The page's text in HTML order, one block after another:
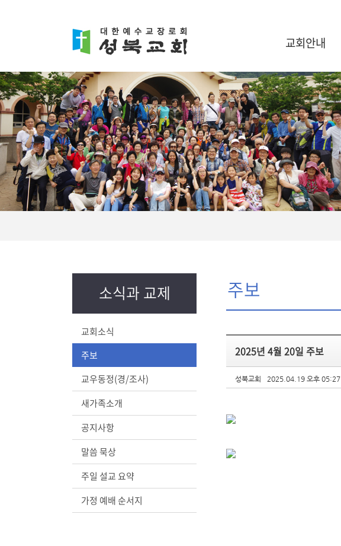
교회안내
소식과 교제
교회소식
주보
교우동정(경/조사)
새가족소개
공지사항
말씀 묵상
주일 설교 요약
가정 예배 순서지
주보
2025년 4월 20일 주보
성북교회 2025.04.19 오후 05:27